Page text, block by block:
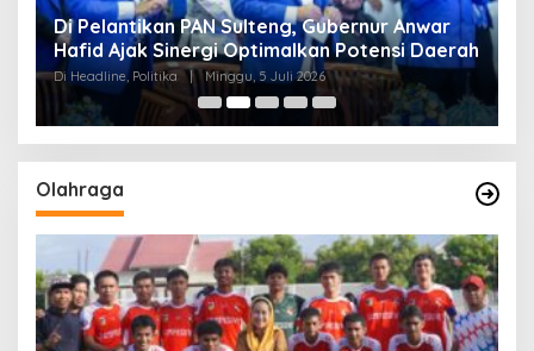
Di Pelantikan PAN Sulteng, Gubernur Anwar
Hafid Ajak Sinergi Optimalkan Potensi Daerah
Di Headline, Politika | Minggu, 5 Juli 2026
Olahraga